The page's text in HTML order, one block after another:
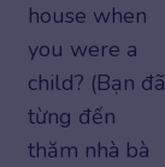
house when
you were a
child? (Bạn đã
từng đến
thăm nhà bà